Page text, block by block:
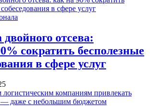
отсева:
сократить бесполезные
в сфере услуг